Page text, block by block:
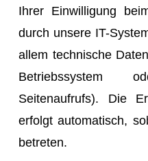
Ihrer Einwilligung
durch unsere IT-
allem technische
Betriebssystem
Seitenaufrufs). Die
erfolgt automatisch,
betreten.